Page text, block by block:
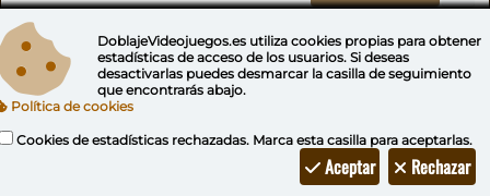
El Hawaiano
Pedernal
Cor. Kovalsky
DoblajeVideojuegos.es utiliza cookies propiaspara obtener
estadísticas de acceso de los usuarios. Si deseas
desactivarlas puedes desmarcar la casilla de seguimiento
que encontrarás abajo.
Política de cookies
Cookies de estadísticas rechazadas. Marca esta casilla para aceptarlas.
Rechazar
Aceptar